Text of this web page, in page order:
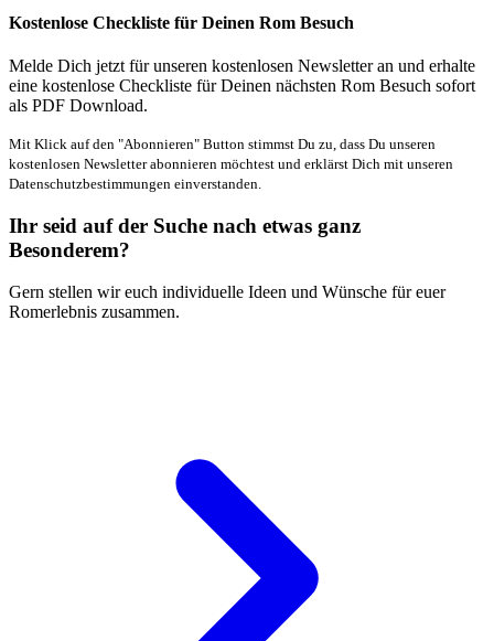
Kostenlose Checkliste für Deinen Rom Besuch
Melde Dich jetzt für unseren kostenlosen Newsletter an und erhalte
eine kostenlose Checkliste für Deinen nächsten Rom Besuch sofort
als PDF Download.
Mit Klick auf den "Abonnieren" Button stimmst Du zu, dass Du unseren
kostenlosen Newsletter abonnieren möchtest und erklärst Dich mit unseren
Datenschutzbestimmungen einverstanden.
Ihr seid auf der Suche nach etwas ganz
Besonderem?
Gern stellen wir euch individuelle Ideen und Wünsche für euer
Romerlebnis zusammen.